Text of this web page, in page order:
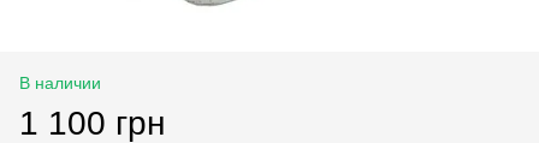
В наличии
1 100 грн